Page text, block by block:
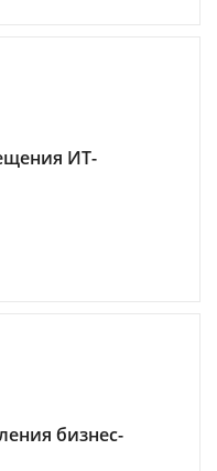
ИТ-
бизнес-